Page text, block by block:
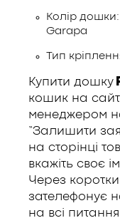
Колір
Garapa
Тип
Купити дошку
кошик на
менеджером
“Залишити
на сторінці
вкажіть своє
Через
зателефонує
на всі